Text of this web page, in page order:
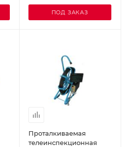
ПОД ЗАКАЗ
Проталкиваемая
телеинспекционная